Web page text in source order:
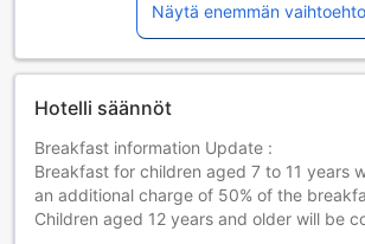
Näytä enemmän
Hotelli säännöt
Breakfast information Update :
Breakfast for children aged 7 to 11 years
an additional charge of 50% of the
Children aged 12 years and older will be